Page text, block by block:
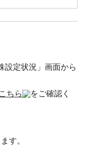
設定状況」画面から
こちら
をご確認く
す。